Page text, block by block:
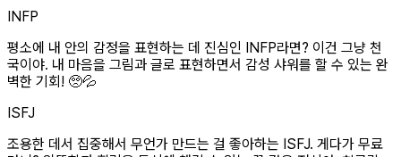
INFP
평소에 내 안의 감정을 표현하는 데 진심인 INFP라면? 이건 그냥 천
국이야. 내 마음을 그림과 글로 표현하면서 감성 샤워를 할 수 있는 완
벽한 기회! 🥺💦
ISFJ
조용한 데서 집중해서 무언가 만드는 걸 좋아하는 ISFJ. 게다가 무료